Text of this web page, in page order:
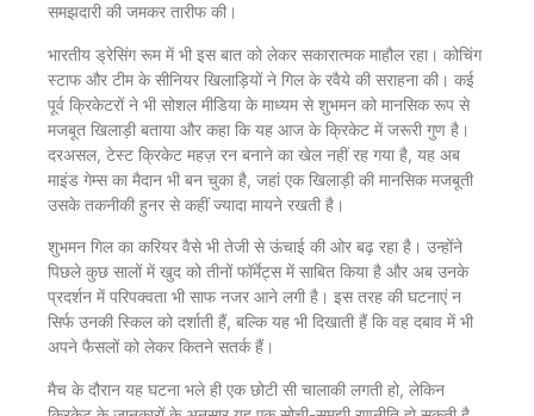
समझदारी की जमकर तारीफ की।
भारतीय ड्रेसिंग रूम में भी इस बात को लेकर सकारात्मक माहौल रहा। कोचिंग
स्टाफ और टीम के सीनियर खिलाड़ियों ने गिल के रवैये की सराहना की। कई
पूर्व क्रिकेटरों ने भी सोशल मीडिया के माध्यम से शुभमन को मानसिक रूप से
मजबूत खिलाड़ी बताया और कहा कि यह आज के क्रिकेट में जरूरी गुण है।
दरअसल, टेस्ट क्रिकेट महज़ रन बनाने का खेल नहीं रह गया है, यह अब
माइंड गेम्स का मैदान भी बन चुका है, जहां एक खिलाड़ी की मानसिक मजबूती
उसके तकनीकी हुनर से कहीं ज्यादा मायने रखती है।
शुभमन गिल का करियर वैसे भी तेजी से ऊंचाई की ओर बढ़ रहा है। उन्होंने
पिछले कुछ सालों में खुद को तीनों फॉर्मेट्स में साबित किया है और अब उनके
प्रदर्शन में परिपक्वता भी साफ नजर आने लगी है। इस तरह की घटनाएं न
सिर्फ उनकी स्किल को दर्शाती हैं, बल्कि यह भी दिखाती हैं कि वह दबाव में भी
अपने फैसलों को लेकर कितने सतर्क हैं।
मैच के दौरान यह घटना भले ही एक छोटी सी चालाकी लगती हो, लेकिन